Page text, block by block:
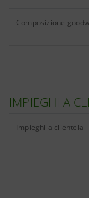
Composizione
IMPIEGHI A
Impieghi a clientela